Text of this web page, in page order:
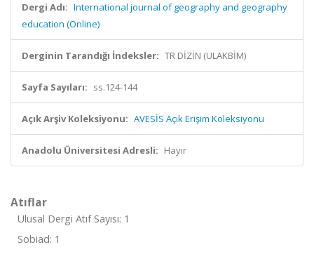
Dergi Adı: International journal of geography and geography
education (Online)
Derginin Tarandığı İndeksler: TR DİZİN (ULAKBİM)
Sayfa Sayıları: ss.124-144
Açık Arşiv Koleksiyonu: AVESİS Açık Erişim Koleksiyonu
Anadolu Üniversitesi Adresli: Hayır
Atıflar
Ulusal Dergi Atıf Sayısı: 1
Sobiad: 1